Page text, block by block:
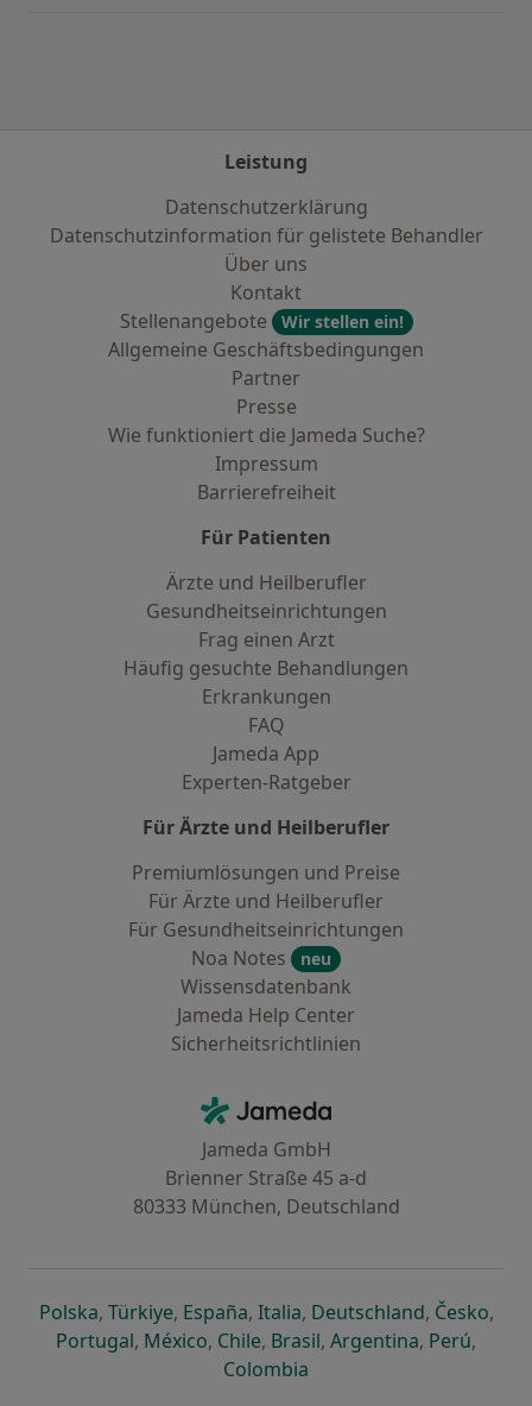
Leistung
Datenschutzerklärung
Datenschutzinformation für gelistete Behandler
Über uns
Kontakt
Stellenangebote
Wir stellen ein!
Allgemeine Geschäftsbedingungen
Partner
Presse
Wie funktioniert die Jameda Suche?
Impressum
Barrierefreiheit
Für Patienten
Ärzte und Heilberufler
Gesundheitseinrichtungen
Frag einen Arzt
Häufig gesuchte Behandlungen
Erkrankungen
FAQ
Jameda App
Experten-Ratgeber
Für Ärzte und Heilberufler
Premiumlösungen und Preise
Für Ärzte und Heilberufler
Für Gesundheitseinrichtungen
Noa Notes
neu
Wissensdatenbank
Jameda Help Center
Sicherheitsrichtlinien
Jameda - Startseite
Jameda GmbH
Brienner Straße 45 a-d
80333 München, Deutschland
Polskaöffnet in einer neuen Registerkarte
, Türkiyeöffnet in einer neuen Registerkarte
, Españaöffnet in einer neuen
, Italiaöffnet in einer neuen
, Deutschlandöffnet in
, Česko,
Portugalöffnet in einer neuen Registerkarte
, Méxicoöffnet in einer neuen Registerkarte
, Chileöffnet in einer neuen
, Brasilöffnet in einer neuen
, Argentinaöffnet in
, Perúöffnet
,
Colombia